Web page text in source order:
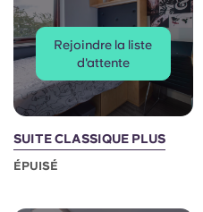
Rejoindre la liste
d'attente
SUITE CLASSIQUE PLUS
ÉPUISÉ